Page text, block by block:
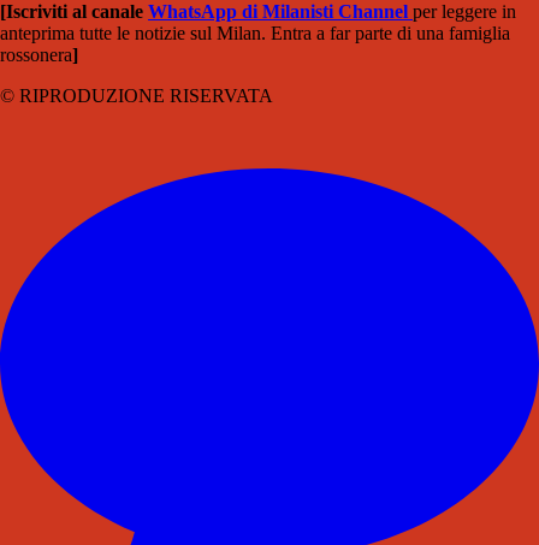
[Iscriviti al canale WhatsApp di Milanisti Channel per leggere in
anteprima tutte le notizie sul Milan. Entra a far parte di una famiglia
rossonera]
© RIPRODUZIONE RISERVATA